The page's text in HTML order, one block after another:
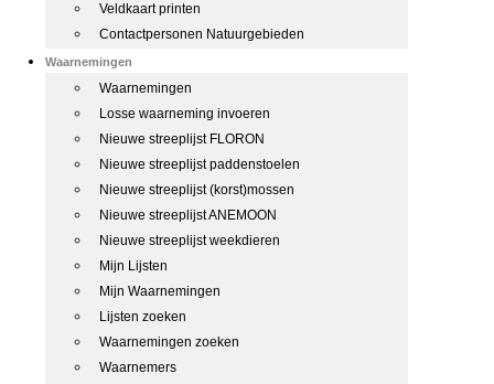
Veldkaart printen
Contactpersonen Natuurgebieden
Waarnemingen
Waarnemingen
Losse waarneming invoeren
Nieuwe streeplijst FLORON
Nieuwe streeplijst paddenstoelen
Nieuwe streeplijst (korst)mossen
Nieuwe streeplijst ANEMOON
Nieuwe streeplijst weekdieren
Mijn Lijsten
Mijn Waarnemingen
Lijsten zoeken
Waarnemingen zoeken
Waarnemers